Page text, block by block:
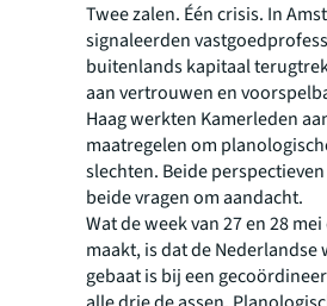
Twee zalen. Één crisis. In
signaleerden
buitenlands kapitaal
aan vertrouwen en
Haag werkten Kamerleden
maatregelen om
slechten. Beide
beide vragen om aandacht.
Wat de week van 27 en 28
maakt, is dat de
gebaat is bij een